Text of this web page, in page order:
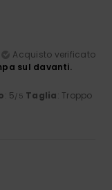
Acquisto verificato
sul davanti.
: 5/5 Taglia: Troppo